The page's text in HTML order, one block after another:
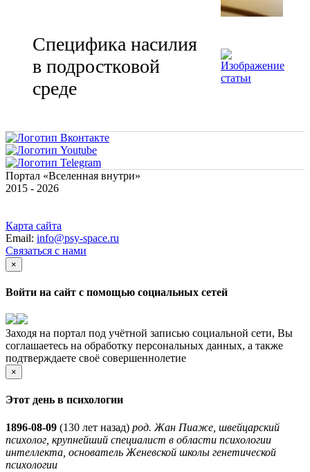
Специфика насилия
в подростковой
среде
Портал «Вселенная внутри»
2015 - 2026
Карта сайта
Email: info@psy-space.ru
Связаться с нами
×
Войти на сайт с помощью социальных сетей
Заходя на портал под учётной записью социальной сети, Вы
соглашаетесь на обработку персональных данных, а также
подтверждаете своё совершеннолетие
×
Этот день в психологии
1896-08-09 (130 лет назад) род. Жан Пиаже, швейцарский
психолог, крупнейший специалист в области психологии
интеллекта, основатель Женевской школы генетической
психологии